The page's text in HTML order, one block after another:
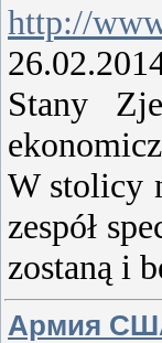
http://
Stany
W stolicy
zespół
zostaną i
Армия